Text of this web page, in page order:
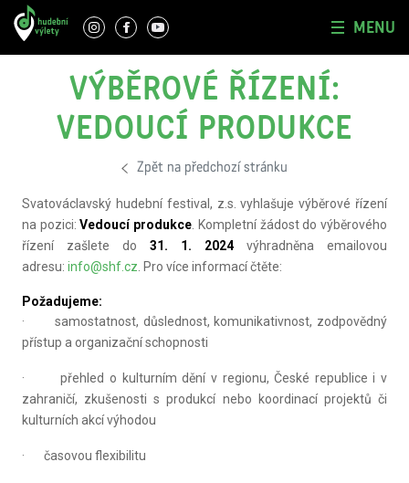
MENU
VÝBĚROVÉ ŘÍZENÍ:
VEDOUCÍ PRODUKCE
Zpět na předchozí stránku
Svatováclavský hudební festival, z.s. vyhlašuje výběrové řízení
na pozici:Vedoucí produkce . Kompletní žádost do výběrového
řízení zašlete do 31. 1. 2024 výhradněna emailovou
adresu: info@shf.cz . Pro více informací čtěte:
Požadujeme:
· samostatnost, důslednost, komunikativnost, zodpovědný
přístup a organizační schopnosti
· přehled o kulturním dění v regionu, České republice i v
zahraničí, zkušenosti s produkcí nebo koordinací projektů či
kulturních akcí výhodou
· časovou flexibilitu